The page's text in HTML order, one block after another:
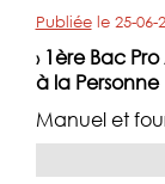
Publiéele 25-06-
› 1ère Bac
à la Personne
Manuel et